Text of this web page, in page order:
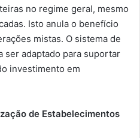
no regime geral, mesmo
Isto anula o benefício
mistas. O sistema de
ser adaptado para suportar
investimento em
de Estabelecimentos